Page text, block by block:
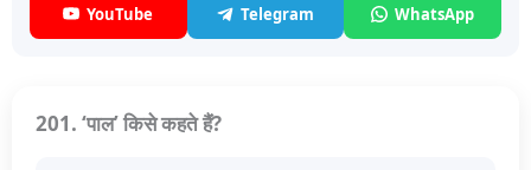
YouTube Telegram WhatsApp
201. ‘पाल’ किसे कहते हैं?